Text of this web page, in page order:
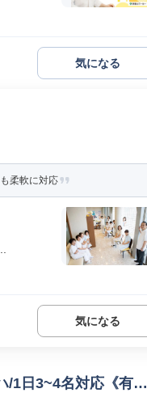
気になる
柔軟に対応
気になる
/1日3~4名対応《有料